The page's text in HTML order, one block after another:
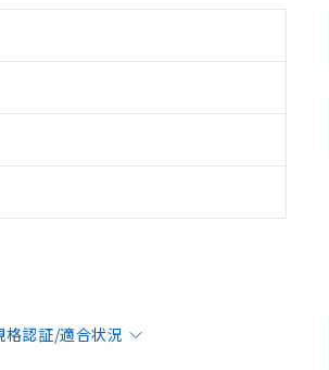
格認証/適合状況